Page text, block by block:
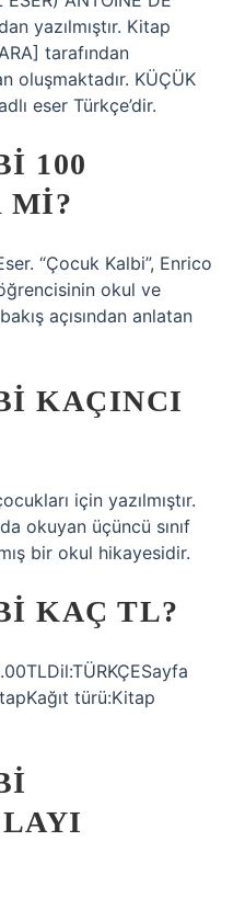
yazılmıştır. Kitap
tarafından
oluşmaktadır. KÜÇÜK
eser Türkçe’dir.
100
MI?
“Çocuk Kalbi”, Enrico
okul ve
açısından anlatan
KAÇINCI
için yazılmıştır.
okuyan üçüncü sınıf
bir okul hikayesidir.
KAÇ TL?
türü:Kitap